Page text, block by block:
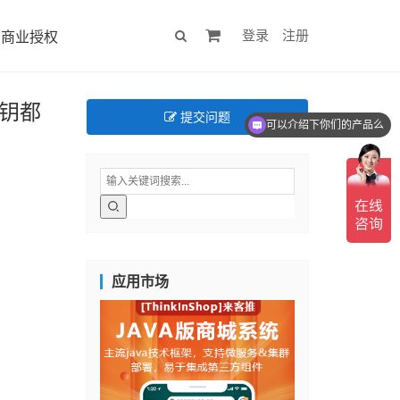
商业授权 登录 注册
都 提交问题
应用市场
可以介绍下你们的产品么
你们是怎么收费的呢